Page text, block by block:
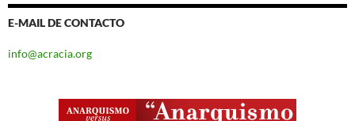
E-MAIL DE CONTACTO
info@acracia.org